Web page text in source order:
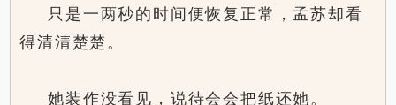
只是一两秒的时间便恢复正常，孟苏却看
得清清楚楚。
她装作没看见，说待会会把纸还她。